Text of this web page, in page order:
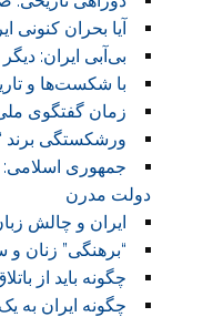
آیا بحران کنونی
بی‌آبی ایران:
با شکست‌ها و
زمان گفتگوی
ورشکستگی برند
جمهوری
دولت مدرن
ایران و چالش
“برهنگی” زنان
چگونه باید از
چگونه ایران به